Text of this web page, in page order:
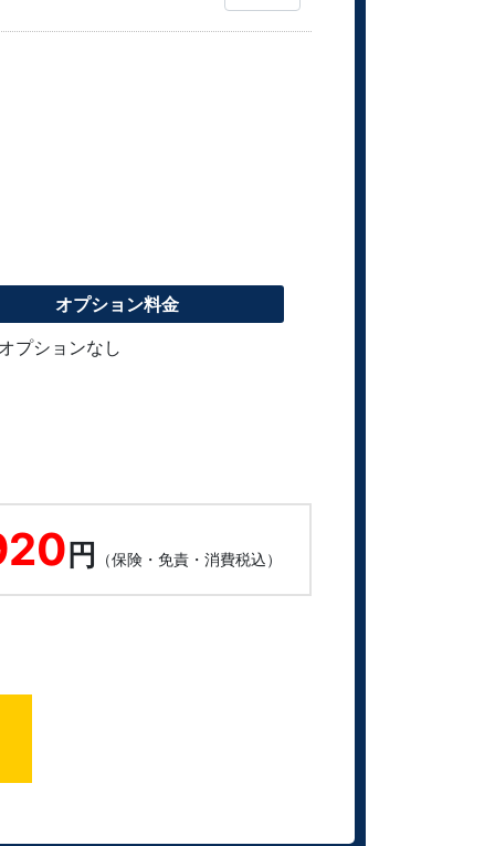
オプション料金
プションなし
円 （保険・免責・消費税込）